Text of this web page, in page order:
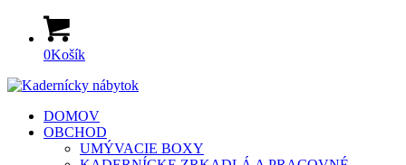
0Košík
DOMOV
OBCHOD
UMÝVACIE BOXY